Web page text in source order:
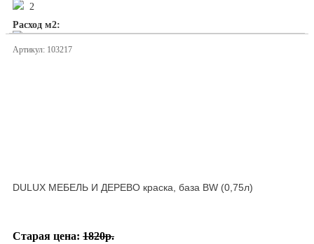
2
Расход м2:
Артикул: 103217
DULUX МЕБЕЛЬ И ДЕРЕВО краска, база BW (0,75л)
Старая цена: 1820р.